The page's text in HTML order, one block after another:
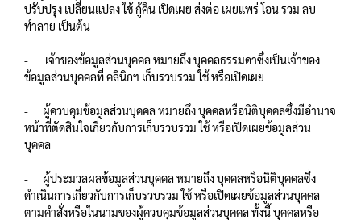
ปรับปรุง เปลี่ยนแปลง ใช้ กู้คืน เปิดเผย ส่งต่อ เผยแพร่ โอน รวม ลบ
ทำลาย เป็นต้น
- เจ้าของข้อมูลส่วนบุคคล หมายถึง บุคคลธรรมดาซึ่งเป็นเจ้าของ
ข้อมูลส่วนบุคคลที่ คลินิกฯ เก็บรวบรวม ใช้ หรือเปิดเผย
- ผู้ควบคุมข้อมูลส่วนบุคคล หมายถึง บุคคลหรือนิติบุคคลซึ่งมีอำนาจ
หน้าที่ตัดสินใจเกี่ยวกับการเก็บรวบรวม ใช้ หรือเปิดเผยข้อมูลส่วน
บุคคล
- ผู้ประมวลผลข้อมูลส่วนบุคคล หมายถึง บุคคลหรือนิติบุคคลซึ่ง
ดำเนินการเกี่ยวกับการเก็บรวบรวม ใช้ หรือเปิดเผยข้อมูลส่วนบุคคล
ตามคำสั่งหรือในนามของผู้ควบคุมข้อมูลส่วนบุคคล ทั้งนี้ บุคคลหรือ